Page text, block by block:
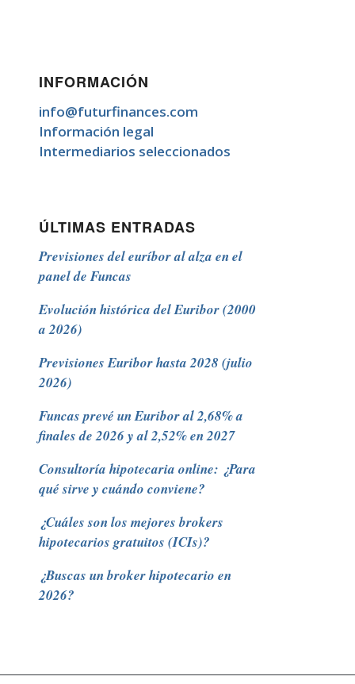
INFORMACIÓN
info@futurfinances.com
Información legal
Intermediarios seleccionados
ÚLTIMAS ENTRADAS
Previsiones del euríbor al alza en el
panel de Funcas
Evolución histórica del Euribor (2000
a 2026)
Previsiones Euribor hasta 2028 (julio
2026)
Funcas prevé un Euribor al 2,68% a
finales de 2026 y al 2,52% en 2027
Consultoría hipotecaria online: ¿Para
qué sirve y cuándo conviene?
¿Cuáles son los mejores brokers
hipotecarios gratuitos (ICIs)?
¿Buscas un broker hipotecario en
2026?